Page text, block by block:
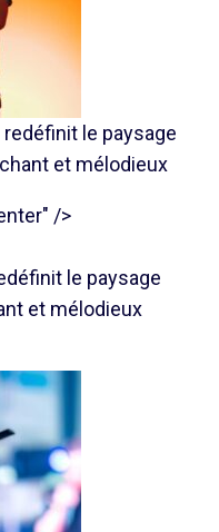
le paysage
et mélodieux
/>
le paysage
et mélodieux